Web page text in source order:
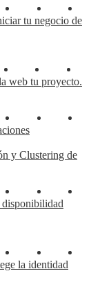
tu negocio de
web tu proyecto.
y Clustering de
disponibilidad
la identidad